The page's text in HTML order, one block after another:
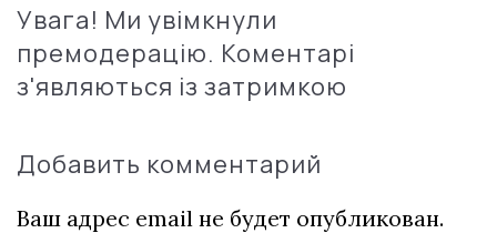
Увага! Ми увімкнули
премодерацію. Коментарі
з'являються із затримкою
Добавить комментарий
Ваш адрес email не будет опубликован.